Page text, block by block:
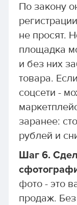
По закону
не просят.
площадка
и без них
товара.
соцсети -
заранее:
рублей и
Шаг 6.
фото - это
продаж.